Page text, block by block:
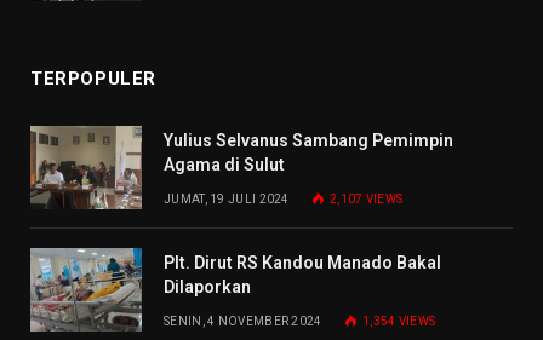
TERPOPULER
Yulius Selvanus Sambang Pemimpin
Agama di Sulut
JUMAT, 19 JULI 2024 2,107 VIEWS
Plt. Dirut RS Kandou Manado Bakal
Dilaporkan
SENIN, 4 NOVEMBER 2024 1,354 VIEWS